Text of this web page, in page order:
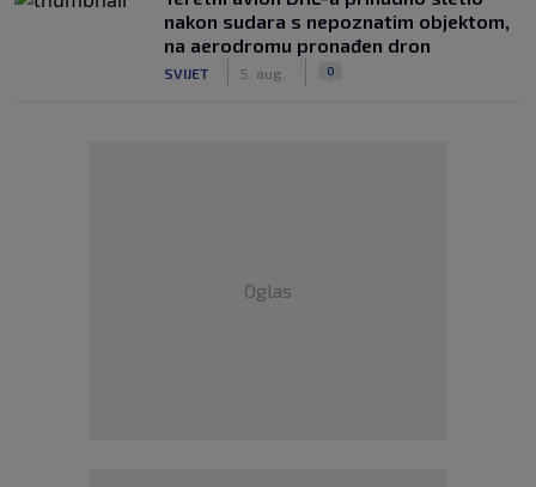
nakon sudara s nepoznatim objektom,
na aerodromu pronađen dron
SVIJET 5. aug. 0
Oglas